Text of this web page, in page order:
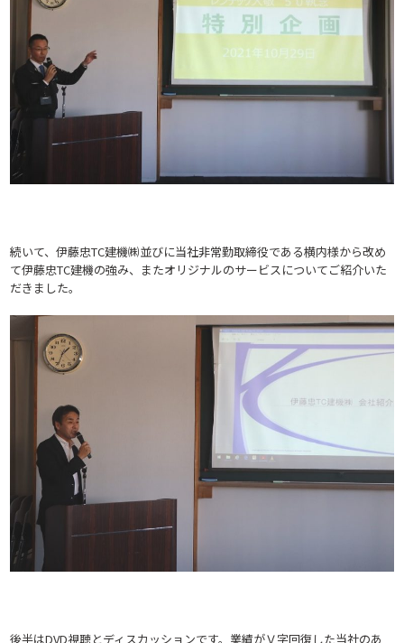
続いて、伊藤忠TC建機㈱並びに当社非常勤取締役である横内様から改め
て伊藤忠TC建機の強み、またオリジナルのサービスについてご紹介いた
だきました。
後半はDVD視聴とディスカッションです。業績がＶ字回復した当社のあ